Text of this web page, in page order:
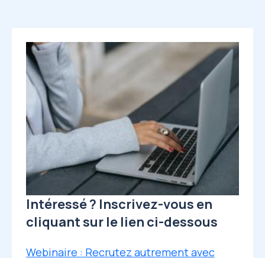
Image
Intéressé ? Inscrivez-vous en
cliquant sur le lien ci-dessous
Webinaire : Recrutez autrement avec